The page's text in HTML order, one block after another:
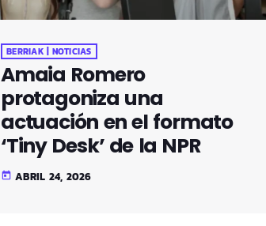
BERRIAK | NOTICIAS
Amaia Romero
protagoniza una
actuación en el formato
‘Tiny Desk’ de la NPR
today ABRIL 24, 2026